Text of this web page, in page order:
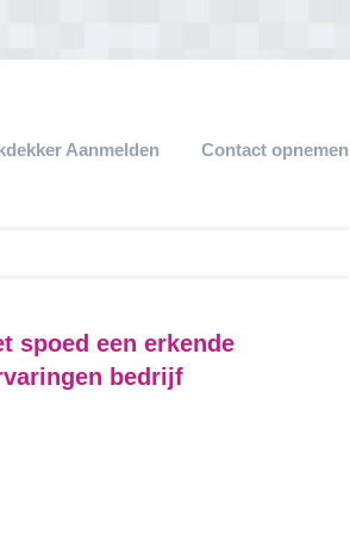
Aanmelden Contact opnemen
spoed een erkende
bedrijf